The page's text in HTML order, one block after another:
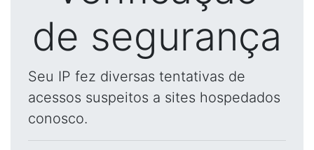
de segurança
Seu IP fez diversas tentativas de
acessos suspeitos a sites hospedados
conosco.